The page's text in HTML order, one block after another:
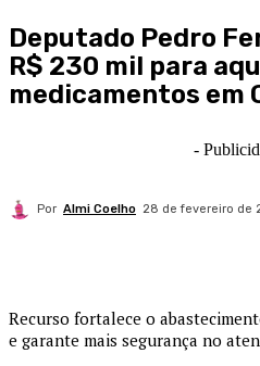
Deputado Pedro
R$ 230 mil para
medicamentos em
-
Por Almi Coelho 28 de fevereiro de
Recurso fortalece o
e garante mais segurança no